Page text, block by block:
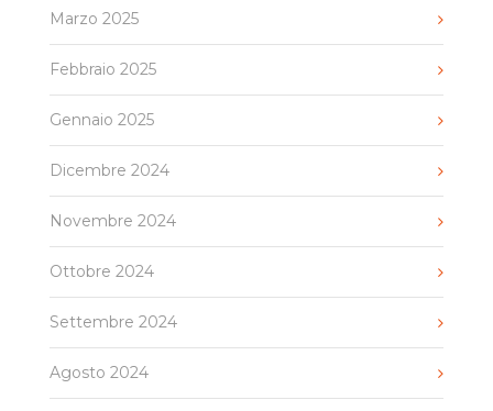
Marzo 2025
Febbraio 2025
Gennaio 2025
Dicembre 2024
Novembre 2024
Ottobre 2024
Settembre 2024
Agosto 2024